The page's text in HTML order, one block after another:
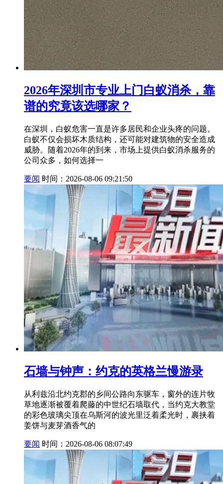
2026年深圳市专业上门白蚁消杀，靠
谱的究竟该选哪家？
在深圳，白蚁危害一直是许多居民和企业头疼的问题。
白蚁不仅会损坏木质结构，还可能对建筑物的安全造成
威胁。随着2026年的到来，市场上提供白蚁消杀服务的
公司众多，如何选择一
要闻 时间：2026-08-06 09:21:50
石墙与钟声：约克的英格兰慢游录
从利兹沿北约克郡的乡间公路向东驱车，窗外的连片牧
草地逐渐被覆着爬藤的中世纪石墙取代，当约克大教堂
的彩色玻璃尖顶在乌斯河的波光里泛着柔光时，裹挟着
姜饼与麦芽酒香气的
要闻 时间：2026-08-06 08:07:49